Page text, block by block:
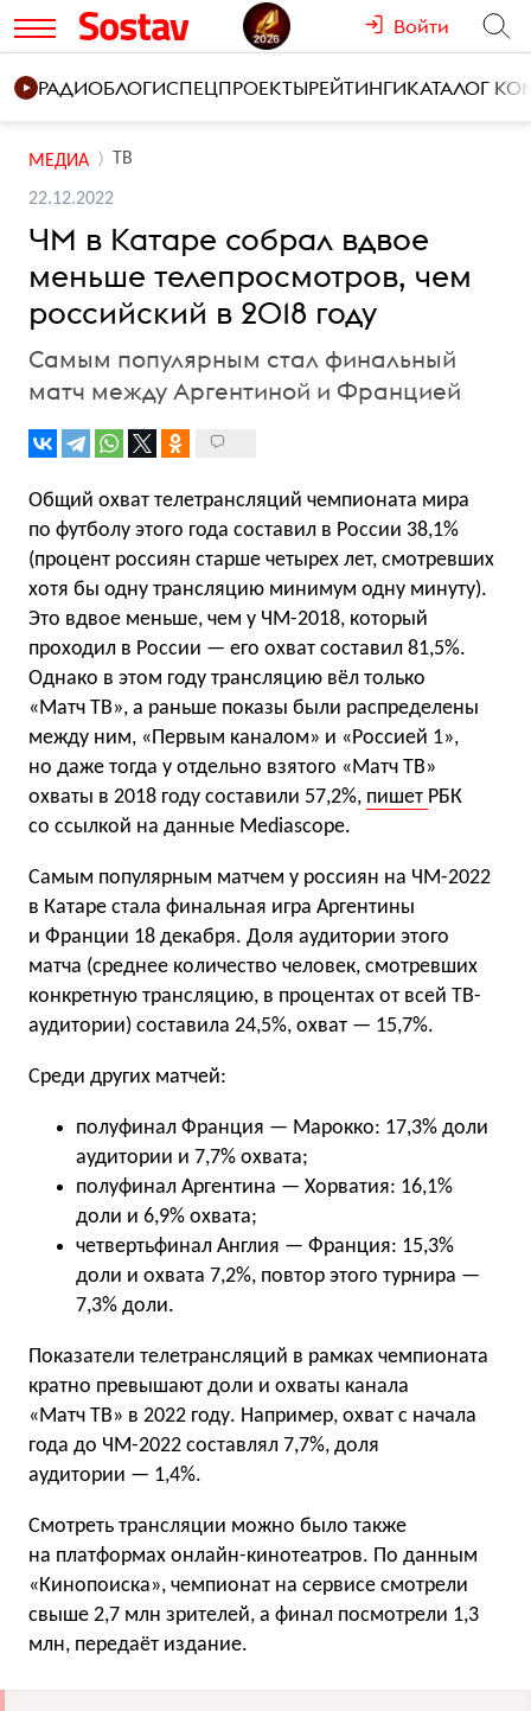
Войти
РАДИОБЛОГИСПЕЦПРОЕКТЫРЕЙТИНГИКАТАЛОГ
МЕДИА ТВ
22.12.2022
ЧМ в Катаре собрал вдвое
меньше телепросмотров, чем
российский в 2018 году
Самым популярным стал финальный
матч между Аргентиной и Францией
Общий охват телетрансляций чемпионата мира
по футболу этого года составил в России 38,1%
(процент россиян старше четырех лет, смотревших
хотя бы одну трансляцию минимум одну минуту).
Это вдвое меньше, чем у ЧМ-2018, который
проходил в России — его охват составил 81,5%.
Однако в этом году трансляцию вёл только
«Матч ТВ», а раньше показы были распределены
между ним, «Первым каналом» и «Россией 1»,
но даже тогда у отдельно взятого «Матч ТВ»
охваты в 2018 году составили 57,2%, пишет РБК
со ссылкой на данные Mediascope.
Самым популярным матчем у россиян на ЧМ-2022
в Катаре стала финальная игра Аргентины
и Франции 18 декабря. Доля аудитории этого
матча (среднее количество человек, смотревших
конкретную трансляцию, в процентах от всей ТВ-
аудитории) составила 24,5%, охват — 15,7%.
Среди других матчей:
полуфинал Франция — Марокко: 17,3% доли
аудитории и 7,7% охвата;
полуфинал Аргентина — Хорватия: 16,1%
доли и 6,9% охвата;
четвертьфинал Англия — Франция: 15,3%
доли и охвата 7,2%, повтор этого турнира —
7,3% доли.
Показатели телетрансляций в рамках чемпионата
кратно превышают доли и охваты канала
«Матч ТВ» в 2022 году. Например, охват с начала
года до ЧМ-2022 составлял 7,7%, доля
аудитории — 1,4%.
Смотреть трансляции можно было также
на платформах онлайн-кинотеатров. По данным
«Кинопоиска», чемпионат на сервисе смотрели
свыше 2,7 млн зрителей, а финал посмотрели 1,3
млн, передаёт издание.